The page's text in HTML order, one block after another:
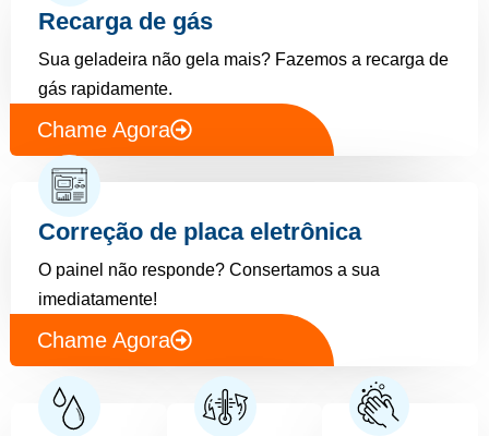
Recarga de gás
Sua geladeira não gela mais? Fazemos a recarga de
gás rapidamente.
Chame Agora
Correção de placa eletrônica
O painel não responde? Consertamos a sua
imediatamente!
Chame Agora